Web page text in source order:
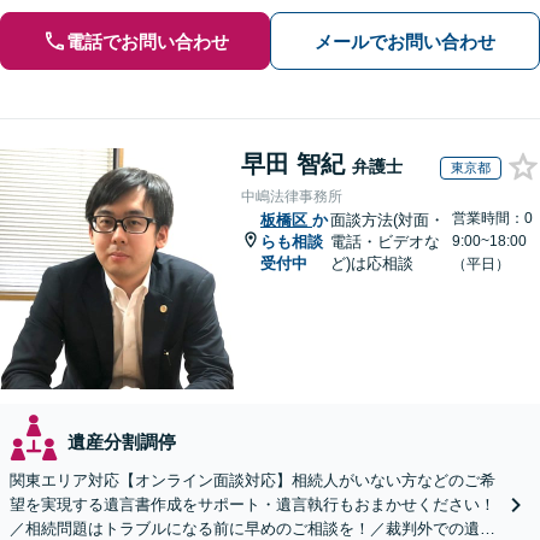
電話でお問い合わせ メールでお問い合わせ
早田 智紀 弁護士 東京都
中嶋法律事務所
板橋区 か
らも相談
受付中
面談方法(対面・
電話・ビデオな
ど)は応相談
営業時間：0
9:00~18:00
（平日）
遺産分割調停
関東エリア対応【オンライン面談対応】相続人がいない方などのご希
望を実現する遺言書作成をサポート・遺言執行もおまかせください！
／相続問題はトラブルになる前に早めのご相談を！／裁判外での遺産